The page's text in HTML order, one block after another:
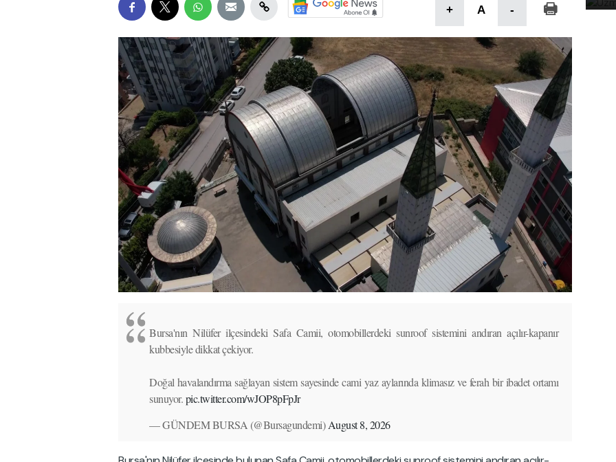
+ A -
Bursa'nın Nilüfer ilçesindeki Safa Camii, otomobillerdeki sunroof sistemini andıran açılır-kapanır
kubbesiyle dikkat çekiyor.
Doğal havalandırma sağlayan sistem sayesinde cami yaz aylarında klimasız ve ferah bir ibadet ortamı
sunuyor.pic.twitter.com/wJOP8pFpJr
— GÜNDEM BURSA (@Bursagundemi)August 8, 2026